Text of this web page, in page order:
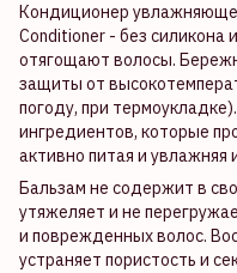
Кондиционер
Conditioner - без силикона
отягощают волосы.
защиты от
погоду, при
ингредиентов, которые
активно питая и увлажняя
Бальзам не содержит в
утяжеляет и не
и поврежденных волос.
устраняет пористость и